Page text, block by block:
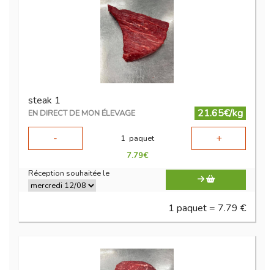
steak 1
EN DIRECT DE MON ÉLEVAGE
21.65€/kg
-
1 paquet +
7.79€
Réception souhaitée le
1 paquet = 7.79 €